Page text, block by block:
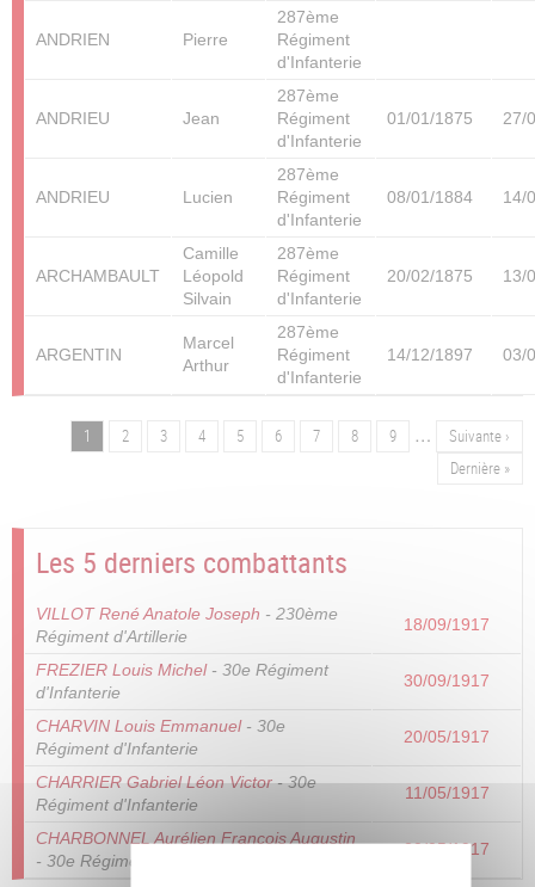
ANDRIEN Pierre
287ème
Régiment
d'Infanterie
ANDRIEU Jean
287ème
Régiment
d'Infanterie
01/01/1875 27/
ANDRIEU Lucien
287ème
Régiment
d'Infanterie
08/01/1884 14/
ARCHAMBAULT
Camille
Léopold
Silvain
287ème
Régiment
d'Infanterie
20/02/1875 13/
ARGENTIN
Marcel
Arthur
287ème
Régiment
d'Infanterie
14/12/1897 03/
PaginationPage
1 Page
2 Page
3 Page
4 Page
5 Page
6 Page
7 Page
8 Page
9 …
Page
Suivante ›
Dernière
Dernière »
Les 5 derniers combattants
VILLOT René Anatole Joseph - 230ème
Régiment d'Artillerie
18/09/1917
FREZIER Louis Michel- 30e Régiment
d'Infanterie
30/09/1917
CHARVIN Louis Emmanuel- 30e
Régiment d'Infanterie
20/05/1917
CHARRIER Gabriel Léon Victor- 30e
Régiment d'Infanterie
11/05/1917
CHARBONNEL Aurélien François Augustin
- 30e Régiment d'Infanterie
20/05/1917